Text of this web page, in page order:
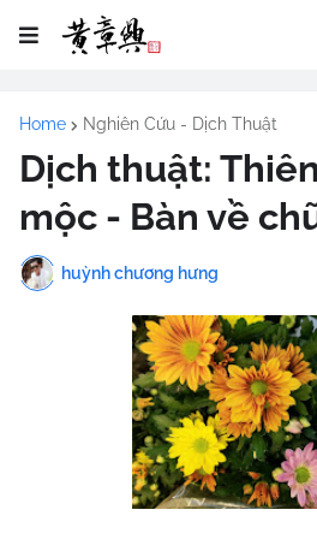
Home Nghiên Cứu - Dịch Thuật
Dịch thuật:
mộc - Bàn về
huỳnh chương hưng